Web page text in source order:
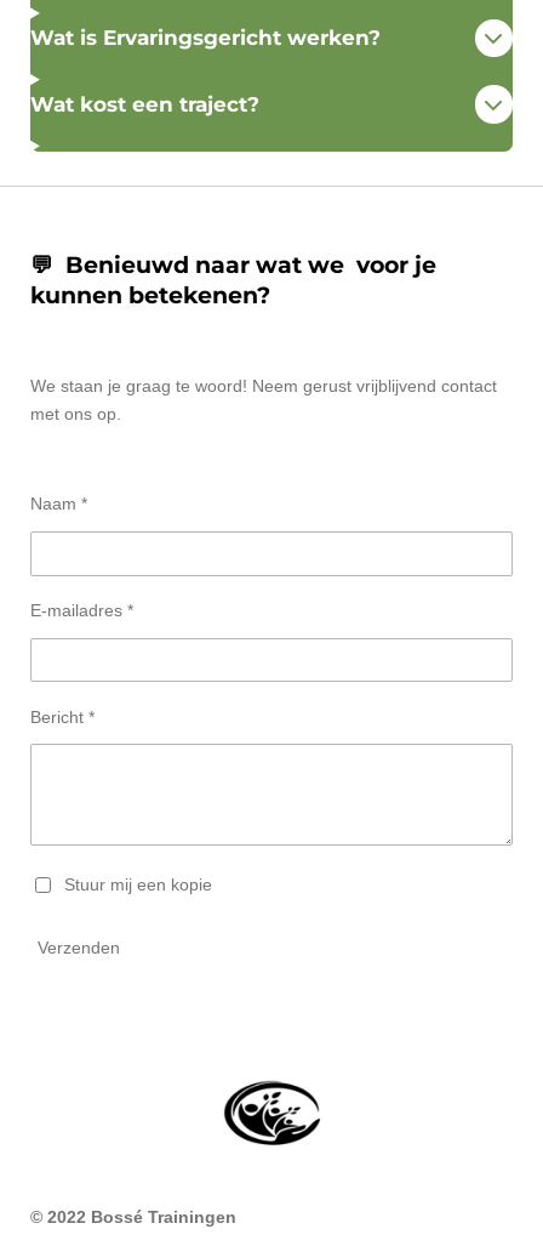
Wat is Ervaringsgericht werken?
Wat kost een traject?
💬 Benieuwd naar wat we voor je
kunnen betekenen?
We staan je graag te woord! Neem gerust vrijblijvend contact
met ons op.
Naam *
E-mailadres *
Bericht *
Stuur mij een kopie
Verzenden
© 2022 Bossé Trainingen